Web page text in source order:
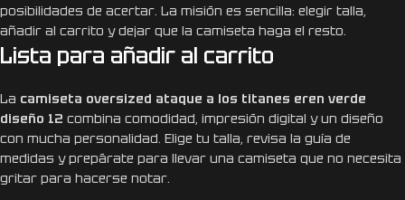
posibilidades de acertar. La misión es sencilla: elegir talla,
añadir al carrito y dejar que la camiseta haga el resto.
Lista para añadir al carrito
La camiseta oversized ataque a los titanes eren verde
diseño 12 combina comodidad, impresión digital y un diseño
con mucha personalidad. Elige tu talla, revisa la guía de
medidas y prepárate para llevar una camiseta que no necesita
gritar para hacerse notar.